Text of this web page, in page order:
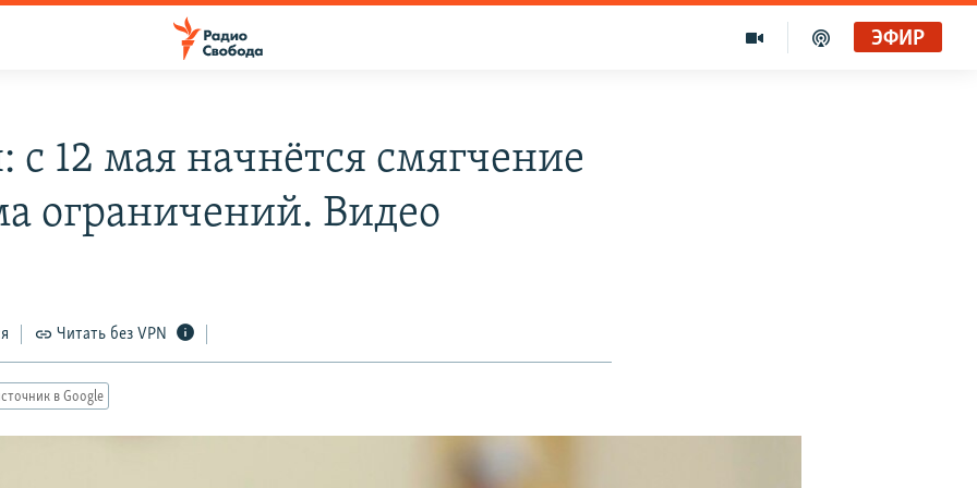
ЭФИР
c 12 мая начнётся смягчение
ограничений. Видео
Читать без VPN
в Google